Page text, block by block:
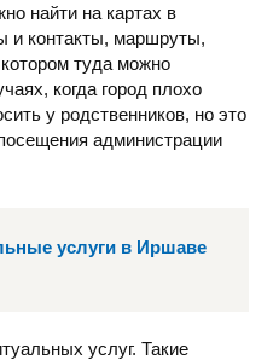
найти на картах в
и контакты, маршруты,
туда можно
когда город плохо
у родственников, но это
администрации
услуги в Иршаве
услуг. Такие